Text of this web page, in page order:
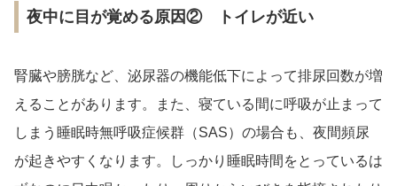
夜中に目が覚める原因② トイレが近い
腎臓や膀胱など、泌尿器の機能低下によって排尿回数が増
えることがあります。また、寝ている間に呼吸が止まって
しまう睡眠時無呼吸症候群（SAS）の場合も、夜間頻尿
が起きやすくなります。しっかり睡眠時間をとっているは